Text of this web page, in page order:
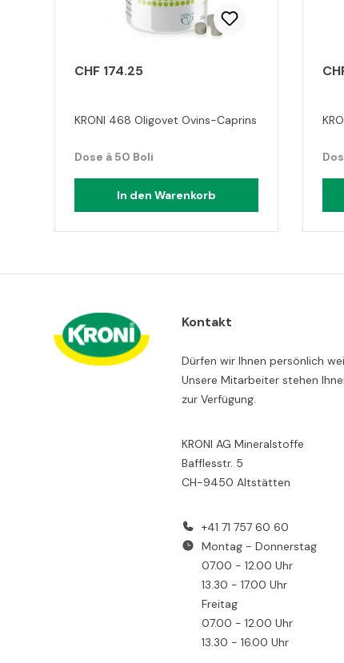
CHF 174.25
KRONI 468 Oligovet Ovins-Caprins
Dose à 50 Boli
In den Warenkorb
Kontakt
Dürfen wir Ihnen persönlich
Unsere Mitarbeiter stehen
zur Verfügung.
KRONI AG Mineralstoffe
Bafflesstr. 5
CH-9450 Altstätten
+41 71 757 60 60
Montag - Donnerstag
07.00 - 12.00 Uhr
13.30 - 17.00 Uhr
Freitag
07.00 - 12.00 Uhr
13.30 - 16.00 Uhr